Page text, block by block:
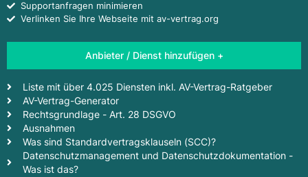
Supportanfragen minimieren
Verlinken Sie Ihre Webseite mit av-vertrag.org
Anbieter / Dienst hinzufügen +
Liste mit über 4.025 Diensten inkl. AV-Vertrag-Ratgeber
AV-Vertrag-Generator
Rechtsgrundlage - Art. 28 DSGVO
Ausnahmen
Was sind Standardvertragsklauseln (SCC)?
Datenschutzmanagement und Datenschutzdokumentation -
Was ist das?